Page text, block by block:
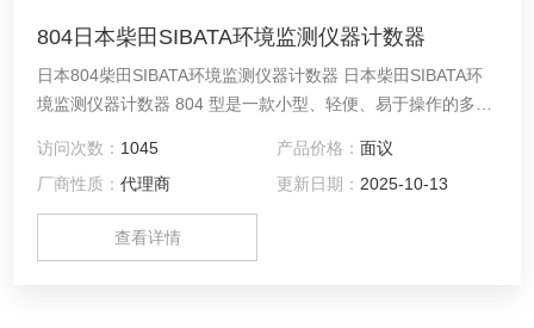
804日本柴田SIBATA环境监测仪器计数器
日本804柴田SIBATA环境监测仪器计数器 日本柴田SIBATA环
境监测仪器计数器 804 型是一款小型、轻便、易于操作的多功
性。测量过程中，可以显示您选择的2种粒度的测量数据，测
量结束后，可以显示4种粒度的测量结果。还可以将测量结果
存储在存储器中并将其下载到计算机。
访问次数： 1045 产品价格： 面议
厂商性质：代理商 更新日期： 2025-10-13
查看详情